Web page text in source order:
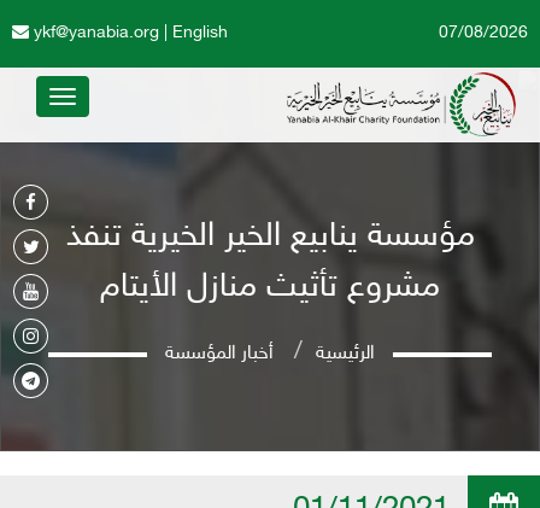
English
ykf@yanabia.org 07/08/2026
Toggle
مؤسسة ينابيع الخير الخيرية تنفذ
مشروع تأثيث منازل الأيتام
الرئيسية أخبار المؤسسة